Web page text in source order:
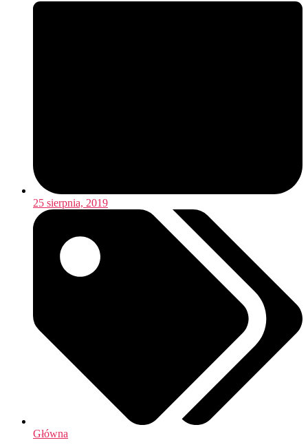
25 sierpnia, 2019
Główna